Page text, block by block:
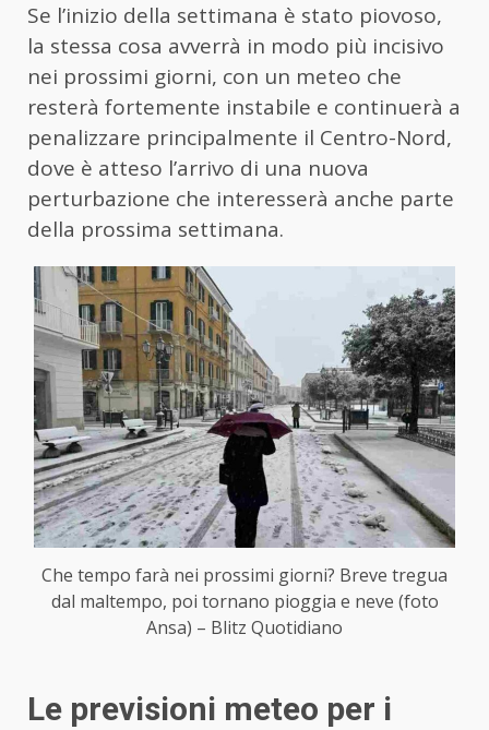
Se l’inizio della settimana è stato piovoso,
la stessa cosa avverrà in modo più incisivo
nei prossimi giorni, con un meteo che
resterà fortemente instabile e continuerà a
penalizzare principalmente il Centro-Nord,
dove è atteso l’arrivo di una nuova
perturbazione che interesserà anche parte
della prossima settimana.
Che tempo farà nei prossimi giorni? Breve tregua
dal maltempo, poi tornano pioggia e neve (foto
Ansa) – Blitz Quotidiano
Le previsioni meteo per i